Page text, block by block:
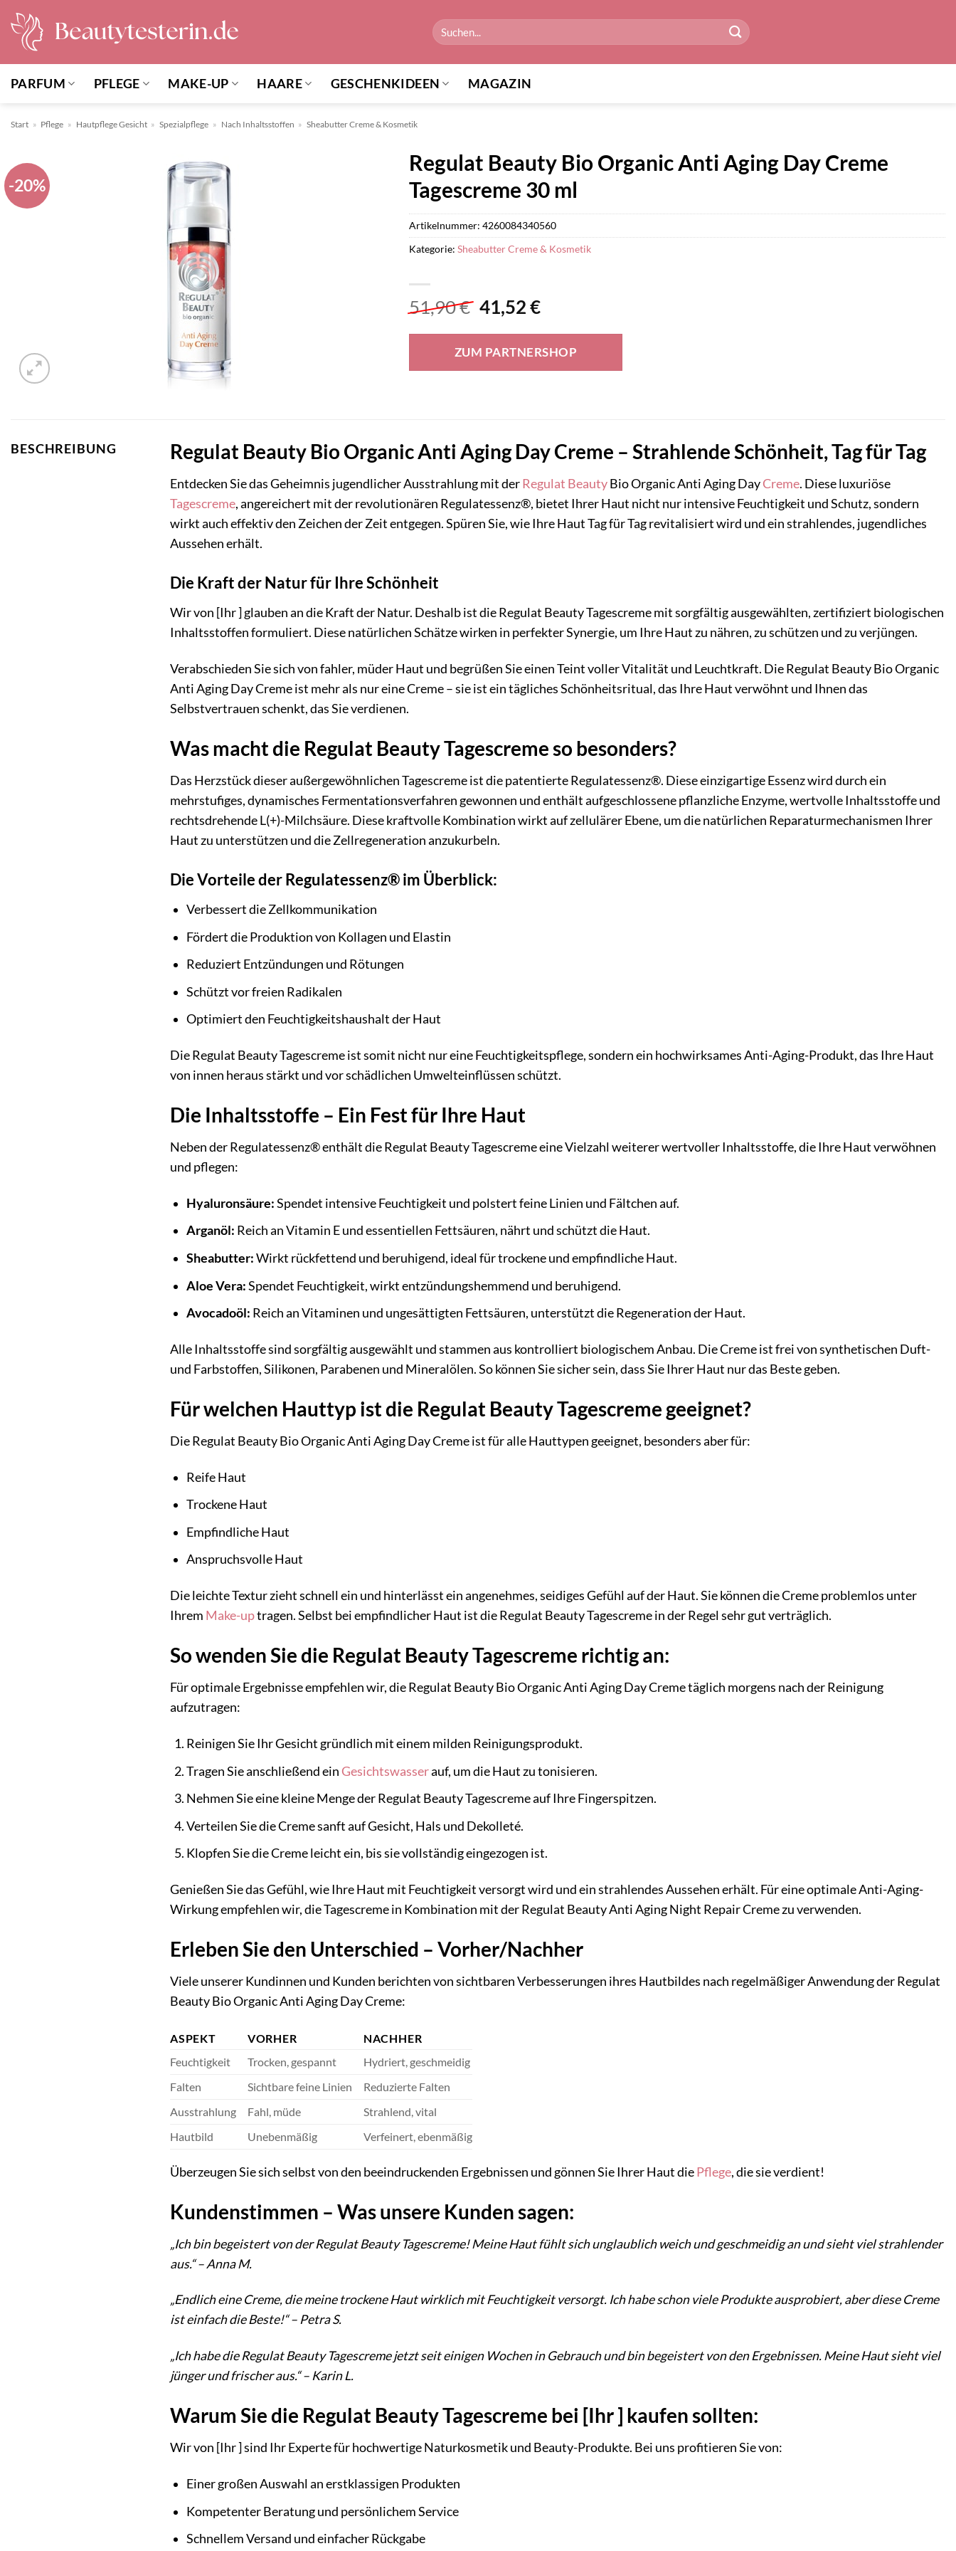
Inhalt
springen
Suchen
nach:
PARFUM PFLEGE MAKE-UP HAARE GESCHENKIDEEN MAGAZIN
Start » Pflege » Hautpflege Gesicht » Spezialpflege » Nach Inhaltsstoffen » Sheabutter Creme & Kosmetik
-20%
Regulat Beauty Bio Organic Anti Aging Day Creme
Tagescreme 30 ml
51,90€ Ursprünglicher
war:
51,90 €
41,52€Aktueller
ist:
41,52 €.
ZUM PARTNERSHOP
Artikelnummer: 4260084340560
Kategorie: Sheabutter Creme & Kosmetik
BESCHREIBUNG Regulat Beauty Bio Organic Anti Aging Day Creme – Strahlende Schönheit, Tag für Tag
Entdecken Sie das Geheimnis jugendlicher Ausstrahlung mit derRegulat BeautyBio Organic Anti Aging DayCreme. Diese luxuriöse
Tagescreme, angereichert mit der revolutionären Regulatessenz®, bietet Ihrer Haut nicht nur intensive Feuchtigkeit und Schutz, sondern
wirkt auch effektiv den Zeichen der Zeit entgegen. Spüren Sie, wie Ihre Haut Tag für Tag revitalisiert wird und ein strahlendes, jugendliches
Aussehen erhält.
Die Kraft der Natur für Ihre Schönheit
Wir von [Ihr ] glauben an die Kraft der Natur. Deshalb ist die Regulat Beauty Tagescreme mit sorgfältig ausgewählten, zertifiziert biologischen
Inhaltsstoffen formuliert. Diese natürlichen Schätze wirken in perfekter Synergie, um Ihre Haut zu nähren, zu schützen und zu verjüngen.
Verabschieden Sie sich von fahler, müder Haut und begrüßen Sie einen Teint voller Vitalität und Leuchtkraft. Die Regulat Beauty Bio Organic
Anti Aging Day Creme ist mehr als nur eine Creme – sie ist ein tägliches Schönheitsritual, das Ihre Haut verwöhnt und Ihnen das
Selbstvertrauen schenkt, das Sie verdienen.
Was macht die Regulat Beauty Tagescreme so besonders?
Das Herzstück dieser außergewöhnlichen Tagescreme ist die patentierte Regulatessenz®. Diese einzigartige Essenz wird durch ein
mehrstufiges, dynamisches Fermentationsverfahren gewonnen und enthält aufgeschlossene pflanzliche Enzyme, wertvolle Inhaltsstoffe und
rechtsdrehende L(+)-Milchsäure. Diese kraftvolle Kombination wirkt auf zellulärer Ebene, um die natürlichen Reparaturmechanismen Ihrer
Haut zu unterstützen und die Zellregeneration anzukurbeln.
Die Vorteile der Regulatessenz® im Überblick:
Verbessert die Zellkommunikation
Fördert die Produktion von Kollagen und Elastin
Reduziert Entzündungen und Rötungen
Schützt vor freien Radikalen
Optimiert den Feuchtigkeitshaushalt der Haut
Die Regulat Beauty Tagescreme ist somit nicht nur eine Feuchtigkeitspflege, sondern ein hochwirksames Anti-Aging-Produkt, das Ihre Haut
von innen heraus stärkt und vor schädlichen Umwelteinflüssen schützt.
Die Inhaltsstoffe – Ein Fest für Ihre Haut
Neben der Regulatessenz® enthält die Regulat Beauty Tagescreme eine Vielzahl weiterer wertvoller Inhaltsstoffe, die Ihre Haut verwöhnen
und pflegen:
Hyaluronsäure:Spendet intensive Feuchtigkeit und polstert feine Linien und Fältchen auf.
Arganöl: Reich an Vitamin E und essentiellen Fettsäuren, nährt und schützt die Haut.
Sheabutter:Wirkt rückfettend und beruhigend, ideal für trockene und empfindliche Haut.
Aloe Vera:Spendet Feuchtigkeit, wirkt entzündungshemmend und beruhigend.
Avocadoöl: Reich an Vitaminen und ungesättigten Fettsäuren, unterstützt die Regeneration der Haut.
Alle Inhaltsstoffe sind sorgfältig ausgewählt und stammen aus kontrolliert biologischem Anbau. Die Creme ist frei von synthetischen Duft-
und Farbstoffen, Silikonen, Parabenen und Mineralölen. So können Sie sicher sein, dass Sie Ihrer Haut nur das Beste geben.
Für welchen Hauttyp ist die Regulat Beauty Tagescreme geeignet?
Die Regulat Beauty Bio Organic Anti Aging Day Creme ist für alle Hauttypen geeignet, besonders aber für:
Reife Haut
Trockene Haut
Empfindliche Haut
Anspruchsvolle Haut
Die leichte Textur zieht schnell ein und hinterlässt ein angenehmes, seidiges Gefühl auf der Haut. Sie können die Creme problemlos unter
Ihrem Make-uptragen. Selbst bei empfindlicher Haut ist die Regulat Beauty Tagescreme in der Regel sehr gut verträglich.
So wenden Sie die Regulat Beauty Tagescreme richtig an:
Für optimale Ergebnisse empfehlen wir, die Regulat Beauty Bio Organic Anti Aging Day Creme täglich morgens nach der Reinigung
aufzutragen:
Reinigen Sie Ihr Gesicht gründlich mit einem milden Reinigungsprodukt.
Tragen Sie anschließend einGesichtswasserauf, um die Haut zu tonisieren.
Nehmen Sie eine kleine Menge der Regulat Beauty Tagescreme auf Ihre Fingerspitzen.
Verteilen Sie die Creme sanft auf Gesicht, Hals und Dekolleté.
Klopfen Sie die Creme leicht ein, bis sie vollständig eingezogen ist.
Genießen Sie das Gefühl, wie Ihre Haut mit Feuchtigkeit versorgt wird und ein strahlendes Aussehen erhält. Für eine optimale Anti-Aging-
Wirkung empfehlen wir, die Tagescreme in Kombination mit der Regulat Beauty Anti Aging Night Repair Creme zu verwenden.
Erleben Sie den Unterschied – Vorher/Nachher
Viele unserer Kundinnen und Kunden berichten von sichtbaren Verbesserungen ihres Hautbildes nach regelmäßiger Anwendung der Regulat
Beauty Bio Organic Anti Aging Day Creme:
ASPEKT VORHER
NACHHER
Feuchtigkeit
Trocken, gespannt
Hydriert, geschmeidig
Falten
Sichtbare feine Linien
Reduzierte Falten
Ausstrahlung
Fahl, müde
Strahlend, vital
Hautbild
Unebenmäßig Verfeinert, ebenmäßig
Überzeugen Sie sich selbst von den beeindruckenden Ergebnissen und gönnen Sie Ihrer Haut diePflege, die sie verdient!
Kundenstimmen – Was unsere Kunden sagen:
„Ich bin begeistert von der Regulat Beauty Tagescreme! Meine Haut fühlt sich unglaublich weich und geschmeidig an und sieht viel strahlender
aus.“ – Anna M.
„Endlich eine Creme, die meine trockene Haut wirklich mit Feuchtigkeit versorgt. Ich habe schon viele Produkte ausprobiert, aber diese Creme
ist einfach die Beste!“ – Petra S.
„Ich habe die Regulat Beauty Tagescreme jetzt seit einigen Wochen in Gebrauch und bin begeistert von den Ergebnissen. Meine Haut sieht viel
jünger und frischer aus.“ – Karin L.
Warum Sie die Regulat Beauty Tagescreme bei [Ihr ] kaufen sollten:
Wir von [Ihr ] sind Ihr Experte für hochwertige Naturkosmetik und Beauty-Produkte. Bei uns profitieren Sie von:
Einer großen Auswahl an erstklassigen Produkten
Kompetenter Beratung und persönlichem Service
Schnellem Versand und einfacher Rückgabe